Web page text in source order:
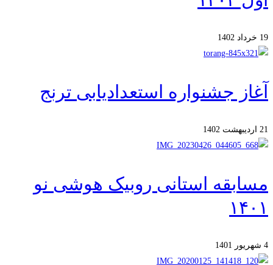
19 خرداد 1402
آغاز جشنواره استعدادیابی ترنج
21 اردیبهشت 1402
مسابقه استانی روبیک هوشی نو
۱۴۰۱
4 شهریور 1401